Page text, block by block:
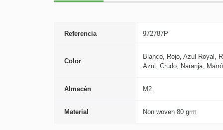
Referencia 972787P
Color
Blanco, Rojo, Azul Royal,
Azul, Crudo, Naranja,
Almacén M2
Material Non woven 80 grm